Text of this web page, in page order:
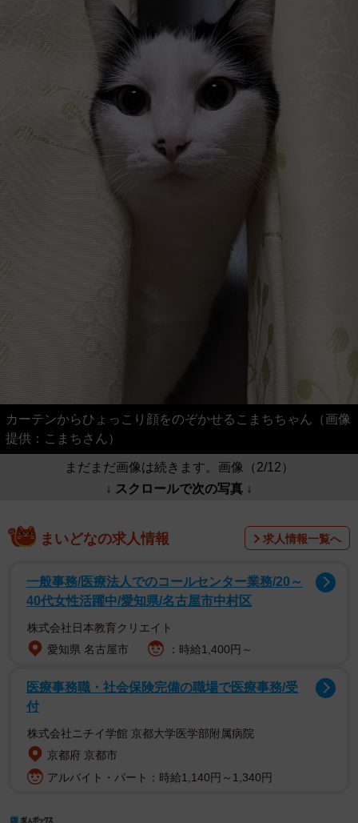
カーテンからひょっこり顔をのぞかせるこまちちゃん（画像
提供：こまちさん）
まだまだ画像は続きます。画像（2/12）
↓ スクロールで次の写真 ↓
まいどなの求人情報 求人情報一覧へ
一般事務/医療法人でのコールセンター業務/20～
40代女性活躍中/愛知県/名古屋市中村区
株式会社日本教育クリエイト
愛知県 名古屋市
：時給1,400円～
医療事務職・社会保険完備の職場で医療事務/受
付
株式会社ニチイ学館 京都大学医学部附属病院
京都府 京都市
アルバイト・パート：時給1,140円～1,340円